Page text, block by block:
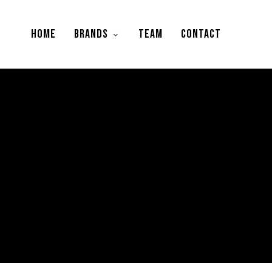
HOME BRANDS TEAM CONTACT